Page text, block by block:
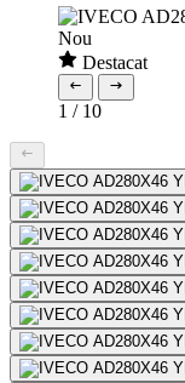
Nou
Destacat
1 / 10